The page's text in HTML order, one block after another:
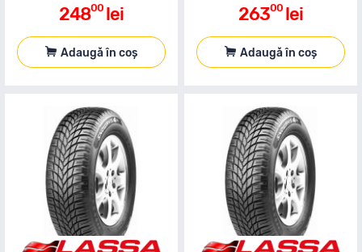
24800 lei
Adaugă în coș
26300 lei
Adaugă în coș